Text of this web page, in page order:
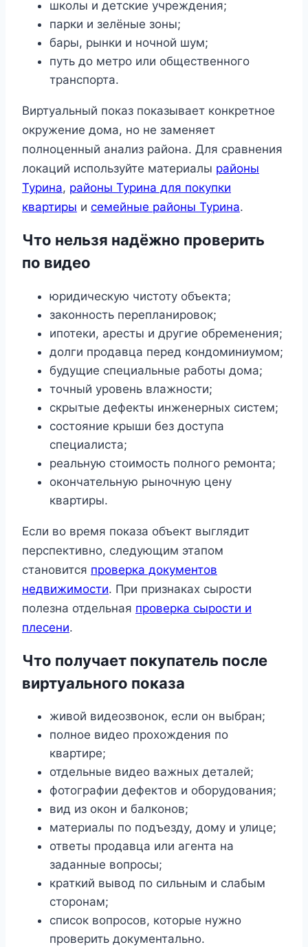
школы и детские учреждения;
парки и зелёные зоны;
бары, рынки и ночной шум;
путь до метро или общественного
транспорта.
Виртуальный показ показывает конкретное
окружение дома, но не заменяет
полноценный анализ района. Для сравнения
локаций используйте материалы районы
Турина, районы Турина для покупки
квартиры и семейные районы Турина.
Что нельзя надёжно проверить
по видео
юридическую чистоту объекта;
законность перепланировок;
ипотеки, аресты и другие обременения;
долги продавца перед кондоминиумом;
будущие специальные работы дома;
точный уровень влажности;
скрытые дефекты инженерных систем;
состояние крыши без доступа
специалиста;
реальную стоимость полного ремонта;
окончательную рыночную цену
квартиры.
Если во время показа объект выглядит
перспективно, следующим этапом
становится проверка документов
недвижимости. При признаках сырости
полезна отдельная проверка сырости и
плесени.
Что получает покупатель после
виртуального показа
живой видеозвонок, если он выбран;
полное видео прохождения по
квартире;
отдельные видео важных деталей;
фотографии дефектов и оборудования;
вид из окон и балконов;
материалы по подъезду, дому и улице;
ответы продавца или агента на
заданные вопросы;
краткий вывод по сильным и слабым
сторонам;
список вопросов, которые нужно
проверить документально.